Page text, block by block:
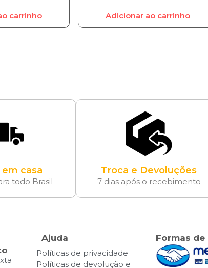
carrinho Adicionar ao carrinho
em casa
todo Brasil
Troca e Devoluções
7 dias após o recebimento
Ajuda
Políticas de privacidade
Políticas de devolução e
Formas